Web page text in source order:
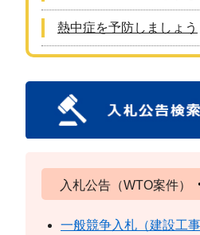
熱中症を予防しましょう
入札公告（WTO案件）
一般競争入札（建設工事